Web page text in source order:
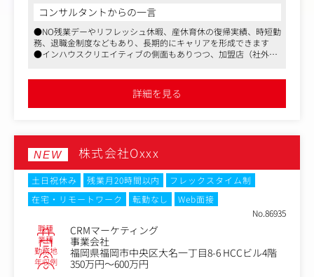
がら、デザインの力で事業価値の向上に貢献できるポジシ
ョンです！
＜具体的な業務内容＞
・パンフレット・チラシ・ポスター・パネルなどの印刷物
・デジタルバナー・SNS 用クリエイティブの制作
・ショールーム空間のデザイン制作補助・素材作成
＜使用ツール＞
Adobe Illustrator / Photoshop / InDesign
After Effects / Premiere Pro
AI チャットツール（Claude / Copilot / GENSPARK など）
＜対応件数目安＞
・一人あたり月間 20～30 件程度
・案件規模は 4c/4c チラシから冊子ものまで様々
コンサルタントからの一言
●NO残業デーやリフレッシュ休暇、産休育休の復帰実績、時短勤
務、退職金制度などもあり、長期的にキャリアを形成できます
●インハウスクリエイティブの側面もありつつ、加盟店（社外）
詳細を見る
NEW 株式会社Oxxx
土日祝休み 残業月20時間以内
フレックスタイム制
在宅・リモートワーク
転勤なし
Web面接
No.86935
職種 CRMマーケティング
業種 事業会社
勤務地 福岡県福岡市中央区大名一丁目8-6 HCCビル4階
年収例
350万円～600万円